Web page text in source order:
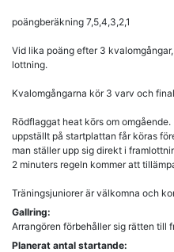
poängberäkning 7,5,4,3,2,1
Vid lika poäng efter 3
lottning.
Kvalomgångarna kör 3 varv och
Rödflaggat heat körs om
uppställt på startplattan får köras
man ställer upp sig direkt i
2 minuters regeln kommer att
Träningsjuniorer är välkomna och
Gallring:
Arrangören förbehåller sig rätten till
Planerat antal startande: